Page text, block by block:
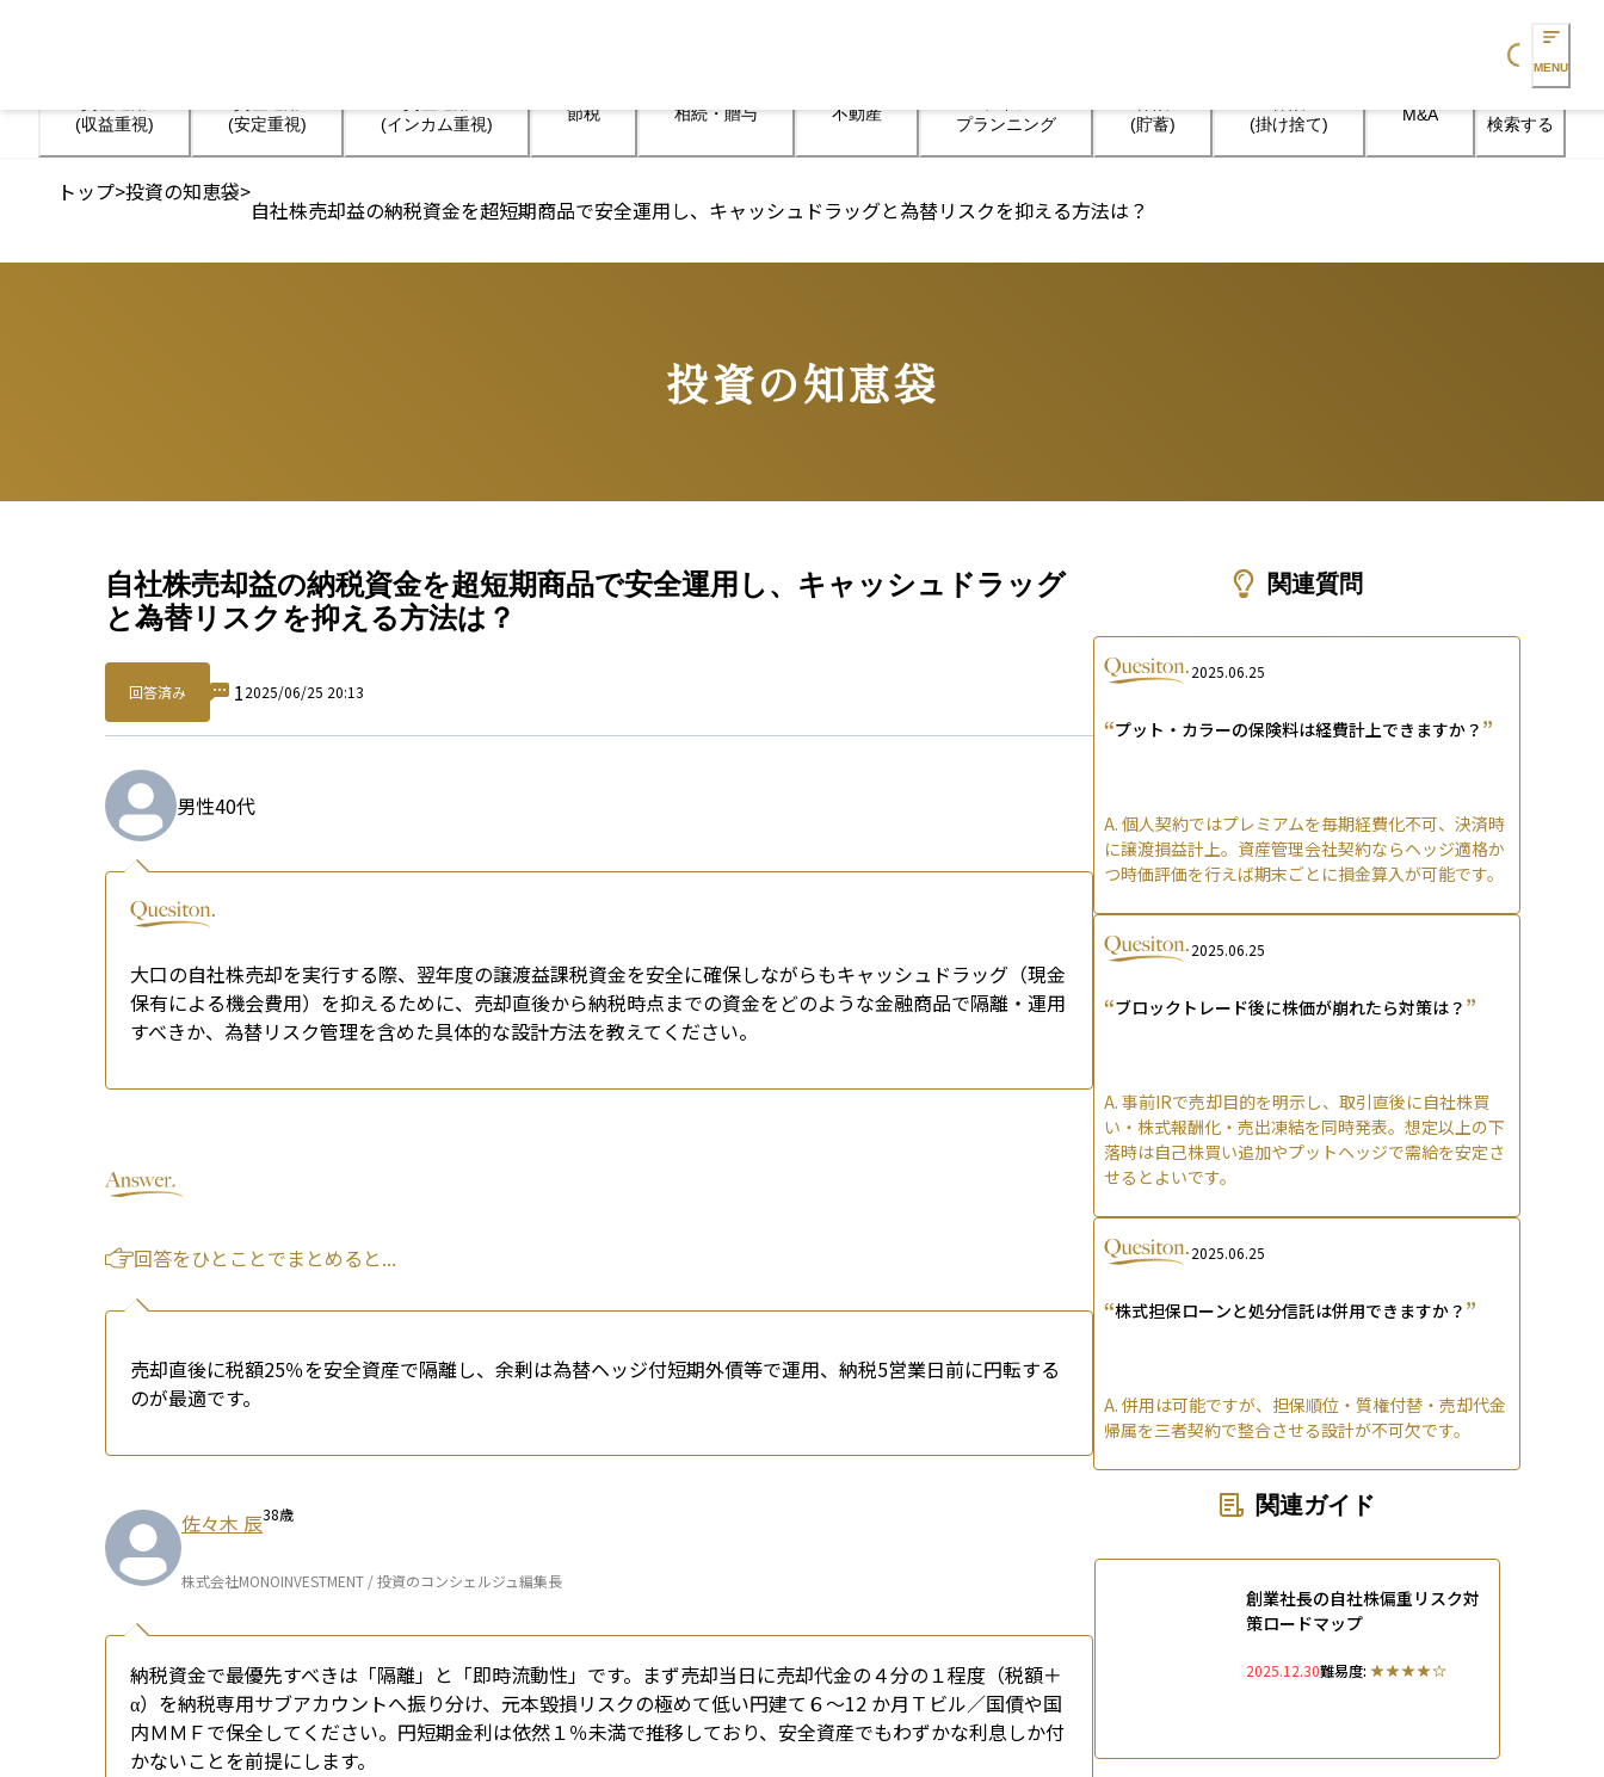
Loading...
MENU
(収益重視)
(安定重視)
(インカム重視)
節税 相続・贈与 不動産
プランニング
(貯蓄)
(掛け捨て)
M&A 検索する
トップ>投資の知恵袋>
自社株売却益の納税資金を超短期商品で安全運用し、キャッシュドラッグと為替リスクを抑える方法は？
投資の知恵袋
Questions
自社株売却益の納税資金を超短期商品で安全運用し、キャッシュドラッグ
と為替リスクを抑える方法は？
回答済み 12025/06/25 20:13
男性40代
大口の自社株売却を実行する際、翌年度の譲渡益課税資金を安全に確保しながらもキャッシュドラッグ（現金
保有による機会費用）を抑えるために、売却直後から納税時点までの資金をどのような金融商品で隔離・運用
すべきか、為替リスク管理を含めた具体的な設計方法を教えてください。
回答をひとことでまとめると...
売却直後に税額25％を安全資産で隔離し、余剰は為替ヘッジ付短期外債等で運用、納税5営業日前に円転する
のが最適です。
佐々木 辰38歳
株式会社MONOINVESTMENT / 投資のコンシェルジュ編集長
納税資金で最優先すべきは「隔離」と「即時流動性」です。まず売却当日に売却代金の４分の１程度（税額＋
α）を納税専用サブアカウントへ振り分け、元本毀損リスクの極めて低い円建て６〜12 か月Ｔビル／国債や国
内ＭＭＦで保全してください。円短期金利は依然１％未満で推移しており、安全資産でもわずかな利息しか付
かないことを前提にします。
関連質問
2025.06.25
“プット・カラーの保険料は経費計上できますか？ ”
A. 個人契約ではプレミアムを毎期経費化不可、決済時
に譲渡損益計上。資産管理会社契約ならヘッジ適格か
つ時価評価を行えば期末ごとに損金算入が可能です。
2025.06.25
“ブロックトレード後に株価が崩れたら対策は？ ”
A. 事前IRで売却目的を明示し、取引直後に自社株買
い・株式報酬化・売出凍結を同時発表。想定以上の下
落時は自己株買い追加やプットヘッジで需給を安定さ
せるとよいです。
2025.06.25
“株式担保ローンと処分信託は併用できますか？ ”
A. 併用は可能ですが、担保順位・質権付替・売却代金
帰属を三者契約で整合させる設計が不可欠です。
関連ガイド
創業社長の自社株偏重リスク対
策ロードマップ
2025.12.30難易度: